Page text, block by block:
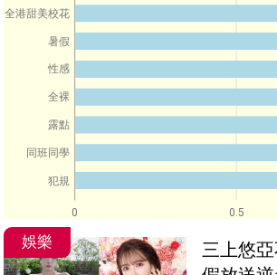
0 0.5
全港甜美校花
暑假
性感
全裸
露點
同班同學
犯規
娛樂
三上悠